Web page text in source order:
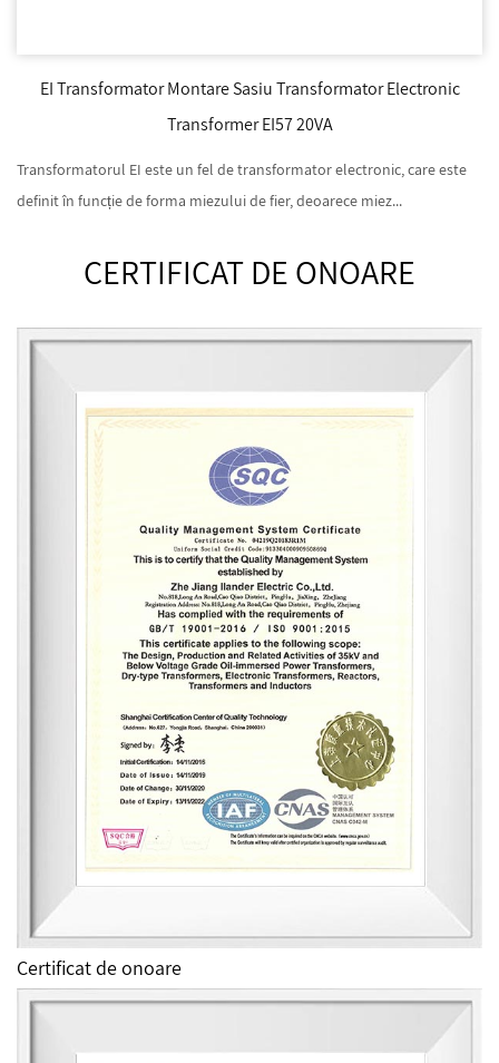
EI Transformator Montare Sasiu Transformator Electronic
Transformer EI57 20VA
Transformatorul EI este un fel de transformator electronic, care este
definit în funcție de forma miezului de fier, deoarece miez...
CERTIFICAT DE ONOARE
Certificat de onoare